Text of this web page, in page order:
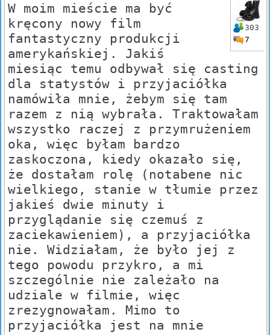
303
7
W moim mieście ma być
kręcony nowy film
fantastyczny produkcji
amerykańskiej. Jakiś
miesiąc temu odbywał się casting
dla statystów i przyjaciółka
namówiła mnie, żebym się tam
razem z nią wybrała. Traktowałam
wszystko raczej z przymrużeniem
oka, więc byłam bardzo
zaskoczona, kiedy okazało się,
że dostałam rolę (notabene nic
wielkiego, stanie w tłumie przez
jakieś dwie minuty i
przyglądanie się czemuś z
zaciekawieniem), a przyjaciółka
nie. Widziałam, że było jej z
tego powodu przykro, a mi
szczególnie nie zależało na
udziale w filmie, więc
zrezygnowałam. Mimo to
przyjaciółka jest na mnie